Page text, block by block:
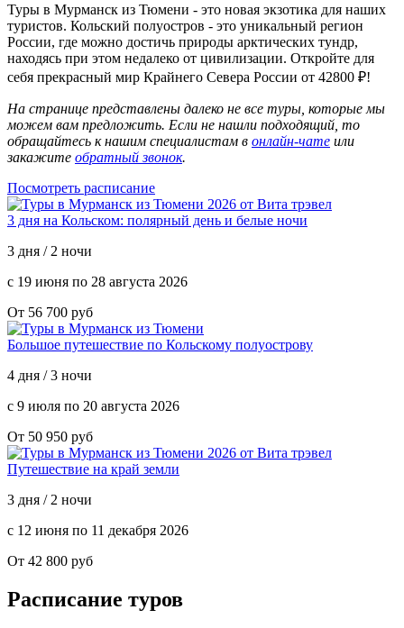
Туры в Мурманск из Тюмени - это новая экзотика для наших
туристов. Кольский полуостров - это уникальный регион
России, где можно достичь природы арктических тундр,
находясь при этом недалеко от цивилизации. Откройте для
себя прекрасный мир Крайнего Севера России от 42800 ₽!
На странице представлены далеко не все туры, которые мы
можем вам предложить. Если не нашли подходящий, то
обращайтесь к нашим специалистам в онлайн-чате или
закажите обратный звонок.
Посмотреть расписание
3 дня на Кольском: полярный день и белые ночи
3 дня / 2 ночи
с 19 июня по 28 августа 2026
От 56 700 руб
Большое путешествие по Кольскому полуострову
4 дня / 3 ночи
с 9 июля по 20 августа 2026
От 50 950 руб
Путешествие на край земли
3 дня / 2 ночи
с 12 июня по 11 декабря 2026
От 42 800 руб
Расписание туров